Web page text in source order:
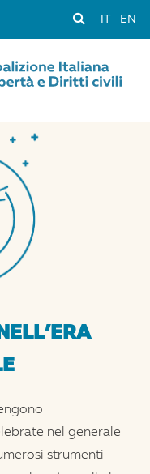
EN
nel generale
strumenti